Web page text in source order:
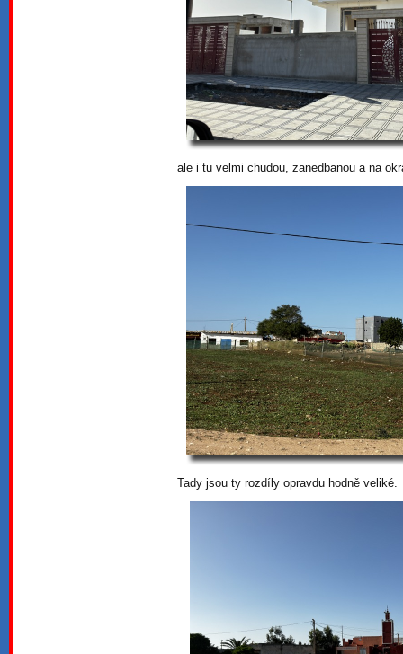
ale i tu velmi chudou, zanedbanou a na
Tady jsou ty rozdíly opravdu hodně veliké.